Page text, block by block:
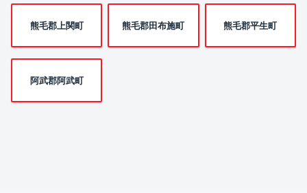
熊毛郡上関町 熊毛郡田布施町 熊毛郡平生町
阿武郡阿武町